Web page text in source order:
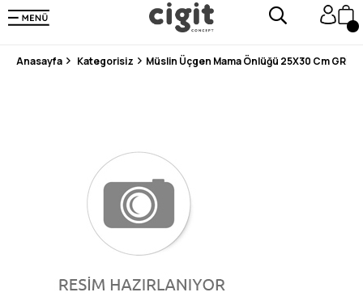
250.000'DEN FAZLA DEĞERLENDİRMEDE 5 ÜZERİNDEN 4.8 PUAN ALDI ⭐⭐⭐⭐⭐
3 MİLYONDAN FAZLA MUTLU MÜŞTERİ ❤️ 10 MİLYON ÜRÜN
Anasayfa Kategorisiz Müslin Üçgen Mama Önlüğü 25X30 Cm GRİ